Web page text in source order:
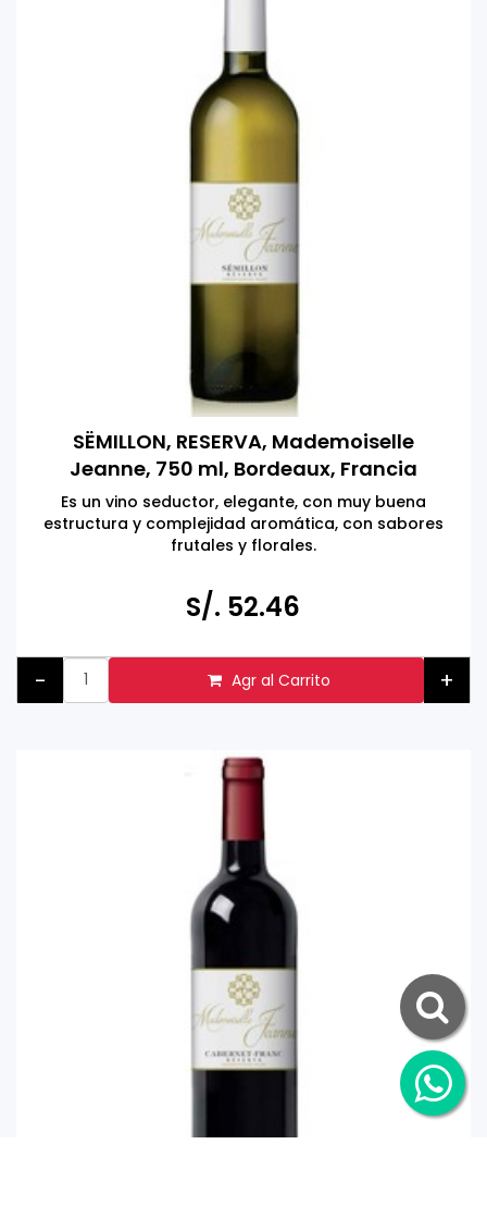
SËMILLON, RESERVA, Mademoiselle
Jeanne, 750 ml, Bordeaux, Francia
Es un vino seductor, elegante, con muy buena
estructura y complejidad aromática, con sabores
frutales y florales.
S/. 52.46
- Agr al Carrito +